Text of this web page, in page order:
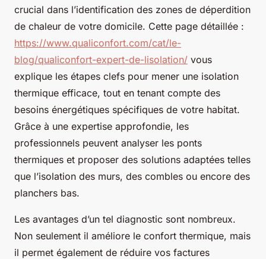
crucial dans l’identification des zones de déperdition
de chaleur de votre domicile. Cette page détaillée :
https://www.qualiconfort.com/cat/le-
blog/qualiconfort-expert-de-lisolation/ vous
explique les étapes clefs pour mener une isolation
thermique efficace, tout en tenant compte des
besoins énergétiques spécifiques de votre habitat.
Grâce à une expertise approfondie, les
professionnels peuvent analyser les ponts
thermiques et proposer des solutions adaptées telles
que l’isolation des murs, des combles ou encore des
planchers bas.
Les avantages d’un tel diagnostic sont nombreux.
Non seulement il améliore le confort thermique, mais
il permet également de réduire vos factures